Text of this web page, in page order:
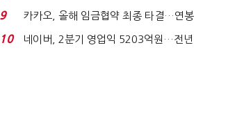
금 폭탄' 우려...
9
카카오, 올해 임금협약 최종 타결…연봉
6.3% 인상·격려...
10
네이버, 2분기 영업익 5203억원…전년